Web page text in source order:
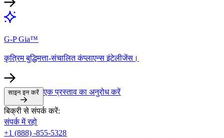
G-P Gia™​​
कृत्रिम बुद्धिमत्ता-संचालित कंप्लाएन्स इंटेलीजेंस।​​
साइन इन करें​​ एक प्रस्ताव का अनुरोध करें​​
बिक्री से संपर्क करें:​​
संपर्क में रहो​​
+1 (888) -855-5328​​